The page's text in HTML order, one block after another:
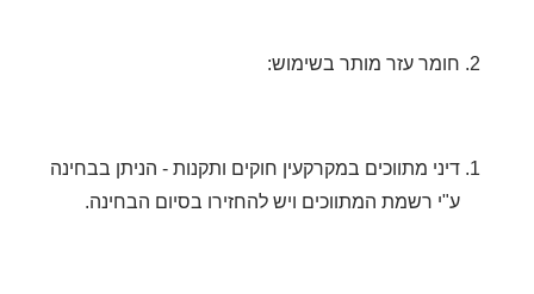
חומר עזר מותר בשימוש:
דיני מתווכים במקרקעין חוקים ותקנות - הניתן בבחינה
ע"י רשמת המתווכים ויש להחזירו בסיום הבחינה.